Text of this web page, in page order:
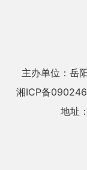
主办单位：岳
湘ICP备
地址